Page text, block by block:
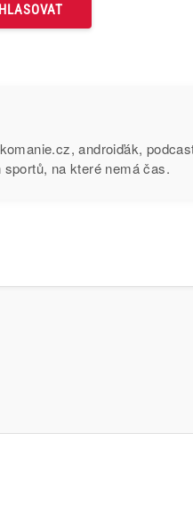
androiďák,
na které nemá čas.